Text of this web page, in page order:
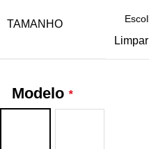
TAMANHO
Limpar
Modelo *